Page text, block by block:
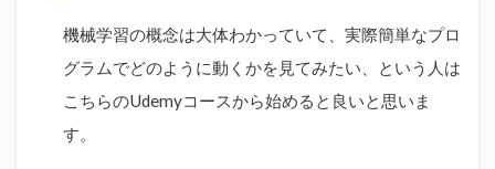
機械学習の概念は大体わかっていて、実際簡単なプロ
グラムでどのように動くかを見てみたい、という人は
こちらのUdemyコースから始めると良いと思いま
す。